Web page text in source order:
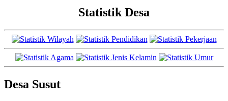
Statistik Desa
Desa Susut